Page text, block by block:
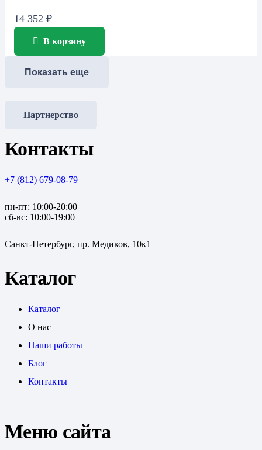
14 352 ₽
В корзину
Показать еще
Партнерство
Контакты
+7 (812) 679-08-79
пн-пт: 10:00-20:00
сб-вс: 10:00-19:00
Санкт-Петербург, пр. Медиков, 10к1
Каталог
Каталог
О нас
Наши работы
Блог
Контакты
Меню сайта